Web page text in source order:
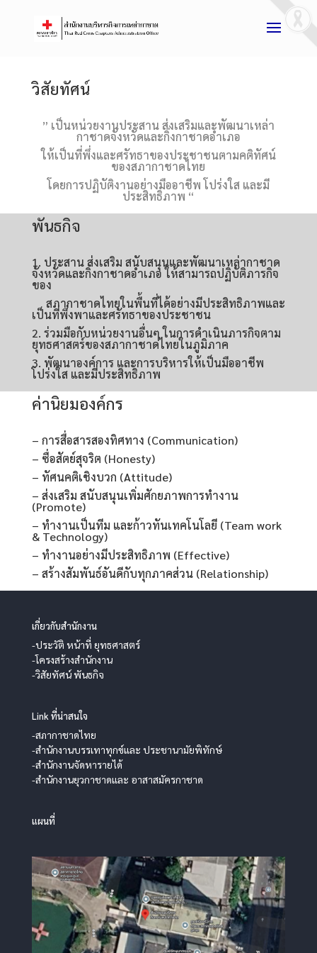
วิสัยทัศน์
” เป็นหน่วยงานประสาน ส่งเสริมและพัฒนาเหล่า
กาชาดจังหวัดและกิ่งกาชาดอำเภอ
ให้เป็นที่พึ่งและศรัทธาของประชาชนตามคติทัศน์
ของสภากาชาดไทย
โดยการปฏิบัติงานอย่างมืออาชีพ โปร่งใส และมี
ประสิทธิภาพ “
พันธกิจ
1. ประสาน ส่งเสริม สนับสนุนและพัฒนาเหล่ากาชาด
จังหวัดและกิ่งกาชาดอำเภอ ให้สามารถปฏิบัติภารกิจ
ของ
สภากาชาดไทยในพื้นที่ได้อย่างมีประสิทธิภาพและ
เป็นที่พึ่งพาและศรัทธาของประชาชน
2. ร่วมมือกับหน่วยงานอื่นๆ ในการดำเนินภารกิจตาม
ยุทธศาสตร์ของสภากาชาดไทยในภูมิภาค
3. พัฒนาองค์การ และการบริหารให้เป็นมืออาชีพ
โปร่งใส และมีประสิทธิภาพ
ค่านิยมองค์กร
– การสื่อสารสองทิศทาง (Communication)
– ซื่อสัตย์สุจริต (Honesty)
– ทัศนคติเชิงบวก (Attitude)
– ส่งเสริม สนับสนุนเพิ่มศักยภาพการทำงาน
(Promote)
– ทำงานเป็นทีม และก้าวทันเทคโนโลยี (Team work
& Technology)
– ทำงานอย่างมีประสิทธิภาพ (Effective)
– สร้างสัมพันธ์อันดีกับทุกภาคส่วน (Relationship)
เกี่ยวกับสำนักงาน
-ประวัติ หน้าที่ ยุทธศาสตร์
-โครงสร้างสำนักงาน
-วิสัยทัศน์ พันธกิจ
Link ที่น่าสนใจ
-สภากาชาดไทย
-สำนักงานบรรเทาทุกข์และ ประชานามัยพิทักษ์
-สำนักงานจัดหารายได้
-สำนักงานยุวกาชาดและ อาสาสมัครกาชาด
แผนที่